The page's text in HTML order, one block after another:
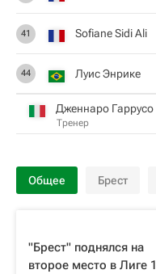
41 Sofiane Sidi Ali
44 Луис Энрике
Дженнаро Гаррусо
Тренер
Общее Брест
"Брест" поднялся на
второе место в Лиге 1